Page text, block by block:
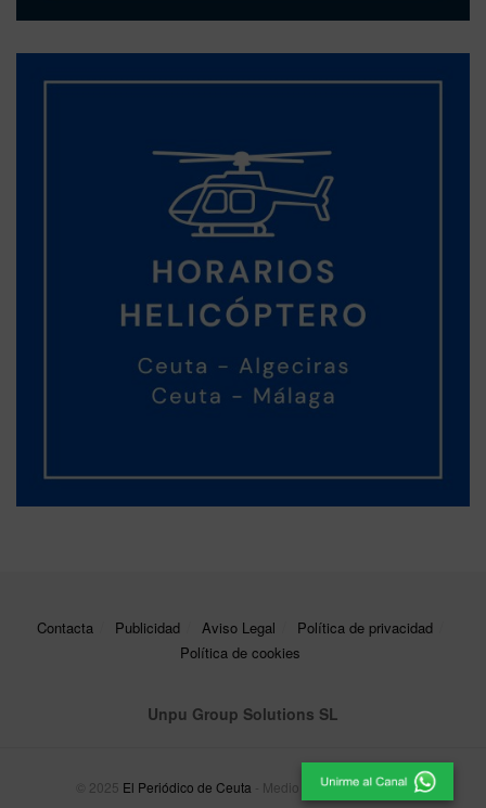
Contacta Publicidad Aviso Legal
Política de privacidad
Política de cookies
Unpu Group Solutions SL
© 2025 El Periódico de Ceuta - Medio de Comunicación